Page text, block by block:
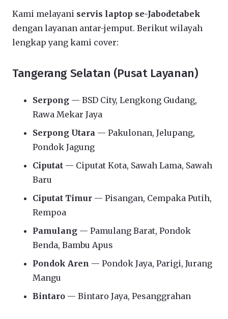
Kami melayani servis laptop se-Jabodetabek
dengan layanan antar-jemput. Berikut wilayah
lengkap yang kami cover:
Tangerang Selatan (Pusat Layanan)
Serpong — BSD City, Lengkong Gudang,
Rawa Mekar Jaya
Serpong Utara — Pakulonan, Jelupang,
Pondok Jagung
Ciputat — Ciputat Kota, Sawah Lama, Sawah
Baru
Ciputat Timur — Pisangan, Cempaka Putih,
Rempoa
Pamulang — Pamulang Barat, Pondok
Benda, Bambu Apus
Pondok Aren — Pondok Jaya, Parigi, Jurang
Mangu
Bintaro — Bintaro Jaya, Pesanggrahan